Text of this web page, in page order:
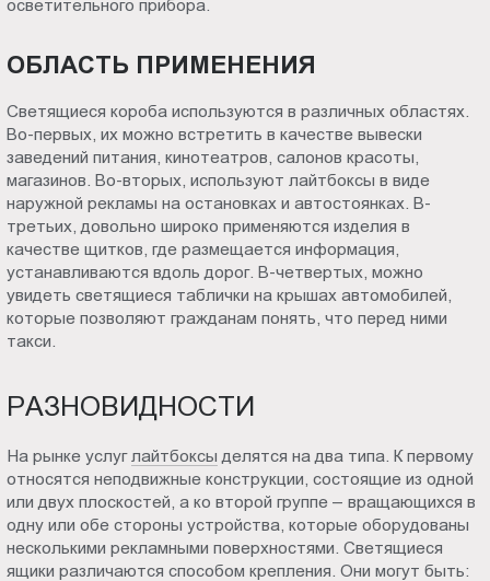
осветительного прибора.
ОБЛАСТЬ ПРИМЕНЕНИЯ
Светящиеся короба используются в различных областях.
Во-первых, их можно встретить в качестве вывески
заведений питания, кинотеатров, салонов красоты,
магазинов. Во-вторых, используют лайтбоксы в виде
наружной рекламы на остановках и автостоянках. В-
третьих, довольно широко применяются изделия в
качестве щитков, где размещается информация,
устанавливаются вдоль дорог. В-четвертых, можно
увидеть светящиеся таблички на крышах автомобилей,
которые позволяют гражданам понять, что перед ними
такси.
РАЗНОВИДНОСТИ
На рынке услуг лайтбоксы делятся на два типа. К первому
относятся неподвижные конструкции, состоящие из одной
или двух плоскостей, а ко второй группе – вращающихся в
одну или обе стороны устройства, которые оборудованы
несколькими рекламными поверхностями. Светящиеся
ящики различаются способом крепления. Они могут быть:
18.00
Вс.:
выходной